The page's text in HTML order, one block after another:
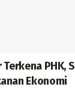
PHK,
Ekonomi